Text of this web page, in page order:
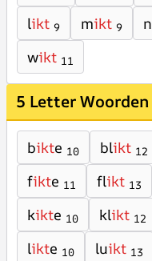
likt 9 mikt 9 n
wikt 11
5 Letter Woorden
bikte 10 blikt 12
fikte 11 flikt 13
kikte 10 klikt 12
likte 10 luikt 13